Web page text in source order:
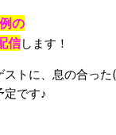
の
信します！
トに、息の合った
定です♪